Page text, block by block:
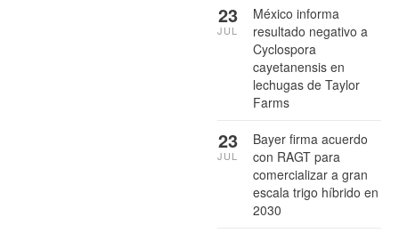
México informa
resultado negativo a
Cyclospora
cayetanensis en
lechugas de Taylor
Farms
23
JUL
Bayer firma acuerdo
con RAGT para
comercializar a gran
escala trigo híbrido en
2030
23
JUL